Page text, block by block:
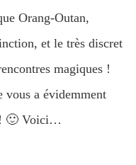
Orang-Outan,
et le très discret
magiques !
a évidemment
! 🙂 Voici…